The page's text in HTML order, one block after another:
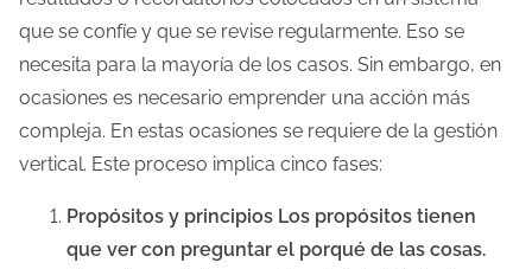
que se confíe y que se revise regularmente. Eso se
necesita para la mayoría de los casos. Sin embargo, en
ocasiones es necesario emprender una acción más
compleja. En estas ocasiones se requiere de la gestión
vertical. Este proceso implica cinco fases:
Propósitos y principios Los propósitos tienen
que ver con preguntar el porqué de las cosas.